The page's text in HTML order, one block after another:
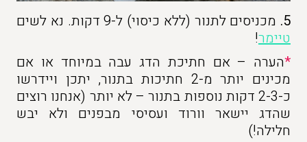
5. מכניסים לתנור (ללא כיסוי) ל-9 דקות. נא לשים
טיימר!
*הערה – אם חתיכת הדג עבה במיוחד או אם
מכינים יותר מ-2 חתיכות בתנור, יתכן ויידרשו
כ-2-3 דקות נוספות בתנור – לא יותר (אנחנו רוצים
שהדג יישאר וורוד ועסיסי מבפנים ולא יבש
חלילה!)